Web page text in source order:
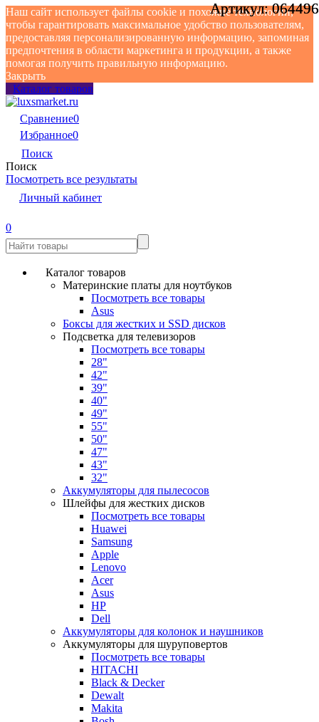
Наш сайт использует файлы cookie и похожие технологии,
чтобы гарантировать максимальное удобство пользователям,
предоставляя персонализированную информацию, запоминая
предпочтения в области маркетинга и продукции, а также
помогая получить правильную информацию.
Закрыть
Каталог товаров
Сравнение0
Избранное0
Поиск
Поиск
Посмотреть все результаты
Личный кабинет
0
Каталог товаров
Материнские платы для ноутбуков
Посмотреть все товары
Asus
Боксы для жестких и SSD дисков
Подсветка для телевизоров
Посмотреть все товары
28"
42"
39"
40"
49"
55"
50"
47"
43"
32"
Аккумуляторы для пылесосов
Шлейфы для жестких дисков
Посмотреть все товары
Huawei
Samsung
Apple
Lenovo
Acer
Asus
HP
Dell
Аккумуляторы для колонок и наушников
Аккумуляторы для шуруповертов
Посмотреть все товары
HITACHI
Black & Decker
Dewalt
Makita
Артикул:064496
Артикул:064496